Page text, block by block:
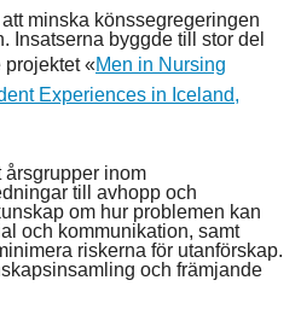
minska könssegregeringen
Insatserna byggde till stor del
«Men in Nursing
Experiences in Iceland,
inom
till avhopp och
om hur problemen kan
och kommunikation, samt
riskerna för utanförskap.
och främjande